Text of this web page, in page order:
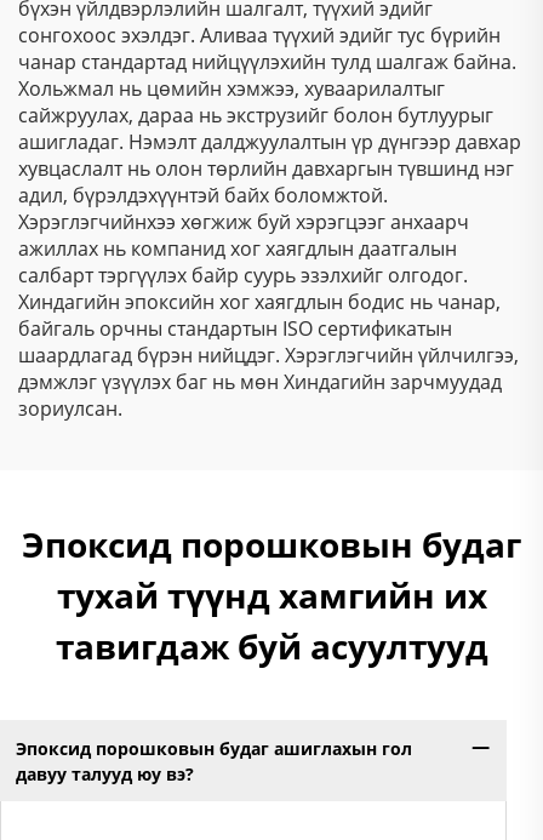
бүхэн үйлдвэрлэлийн шалгалт, түүхий эдийг
сонгохоос эхэлдэг. Аливаа түүхий эдийг тус бүрийн
чанар стандартад нийцүүлэхийн тулд шалгаж байна.
Хольжмал нь цөмийн хэмжээ, хуваарилалтыг
сайжруулах, дараа нь экструзийг болон бутлуурыг
ашигладаг. Нэмэлт далджуулалтын үр дүнгээр давхар
хувцаслалт нь олон төрлийн давхаргын түвшинд нэг
адил, бүрэлдэхүүнтэй байх боломжтой.
Хэрэглэгчийнхээ хөгжиж буй хэрэгцээг анхаарч
ажиллах нь компанид хог хаягдлын даатгалын
салбарт тэргүүлэх байр суурь эзэлхийг олгодог.
Хиндагийн эпоксийн хог хаягдлын бодис нь чанар,
байгаль орчны стандартын ISO сертификатын
шаардлагад бүрэн нийцдэг. Хэрэглэгчийн үйлчилгээ,
дэмжлэг үзүүлэх баг нь мөн Хиндагийн зарчмуудад
зориулсан.
Эпоксид порошковын будаг
тухай түүнд хамгийн их
тавигдаж буй асуултууд
Эпоксид порошковын будаг ашиглахын гол
давуу талууд юу вэ?